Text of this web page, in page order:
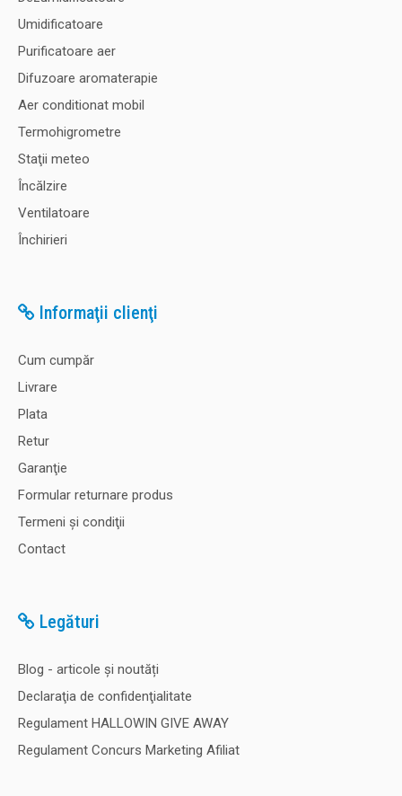
Umidificatoare
Purificatoare aer
Difuzoare aromaterapie
Aer conditionat mobil
Termohigrometre
Staţii meteo
Încălzire
Ventilatoare
Închirieri
Informaţii clienţi
Cum cumpăr
Livrare
Plata
Retur
Garanţie
Formular returnare produs
Termeni şi condiţii
Contact
Legături
Blog - articole și noutăți
Declaraţia de confidenţialitate
Regulament HALLOWIN GIVE AWAY
Regulament Concurs Marketing Afiliat